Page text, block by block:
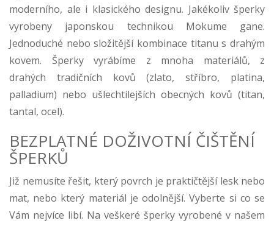
moderního, ale i klasického designu. Jakékoliv šperky
vyrobeny japonskou technikou Mokume gane.
Jednoduché nebo složitější kombinace titanu s drahým
kovem. Šperky vyrábíme z mnoha materiálů, z
drahých tradičních kovů (zlato, stříbro, platina,
palladium) nebo ušlechtilejších obecných kovů (titan,
tantal, ocel).
BEZPLATNÉ DOŽIVOTNÍ ČIŠTĚNÍ
ŠPERKŮ
Již nemusíte řešit, který povrch je praktičtější lesk nebo
mat, nebo který materiál je odolnější. Vyberte si co se
Vám nejvíce libí. Na veškeré šperky vyrobené v našem